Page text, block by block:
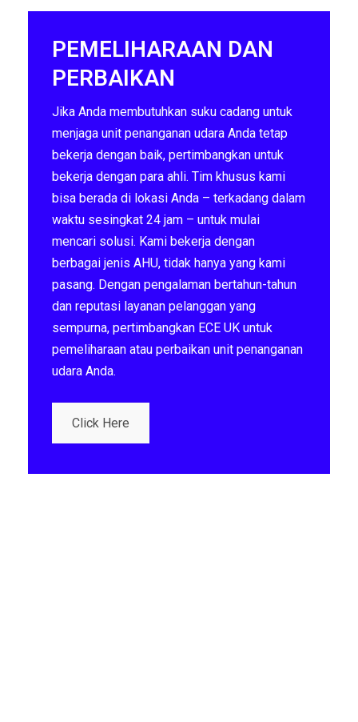
PEMELIHARAAN DAN
PERBAIKAN
Jika Anda membutuhkan suku cadang untuk
menjaga unit penanganan udara Anda tetap
bekerja dengan baik, pertimbangkan untuk
bekerja dengan para ahli. Tim khusus kami
bisa berada di lokasi Anda – terkadang dalam
waktu sesingkat 24 jam – untuk mulai
mencari solusi. Kami bekerja dengan
berbagai jenis AHU, tidak hanya yang kami
pasang. Dengan pengalaman bertahun-tahun
dan reputasi layanan pelanggan yang
sempurna, pertimbangkan ECE UK untuk
pemeliharaan atau perbaikan unit penanganan
udara Anda.
Click Here